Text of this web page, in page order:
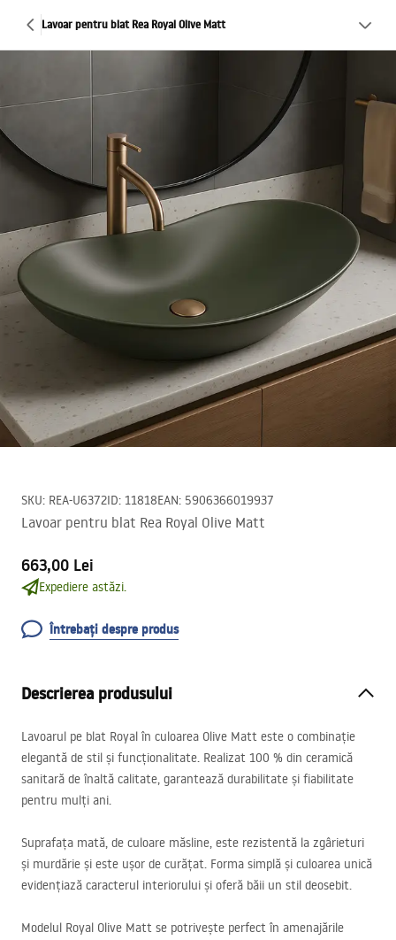
Lavoar pentru blat Rea Royal Olive Matt
SKU: REA-U6372ID: 11818EAN: 5906366019937
Lavoar pentru blat Rea Royal Olive Matt
663,00 Lei
Expediere astăzi.
Întrebați despre produs
Descrierea produsului
Lavoarul pe blat Royal în culoarea Olive Matt este o combinație
elegantă de stil și funcționalitate. Realizat 100 % din ceramică
sanitară de înaltă calitate, garantează durabilitate și fiabilitate
pentru mulți ani.
Suprafața mată, de culoare măsline, este rezistentă la zgârieturi
și murdărie și este ușor de curățat. Forma simplă și culoarea unică
evidențiază caracterul interiorului și oferă băii un stil deosebit.
Modelul Royal Olive Matt se potrivește perfect în amenajările